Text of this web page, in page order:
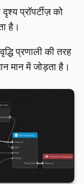
प्रॉपर्टीज़ को
है।
प्रणाली की तरह
मान में जोड़ता है।